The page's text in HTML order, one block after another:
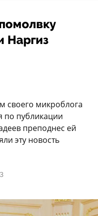
Наргиз
своего микроблога
по публикации
преподнес ей
эту новость